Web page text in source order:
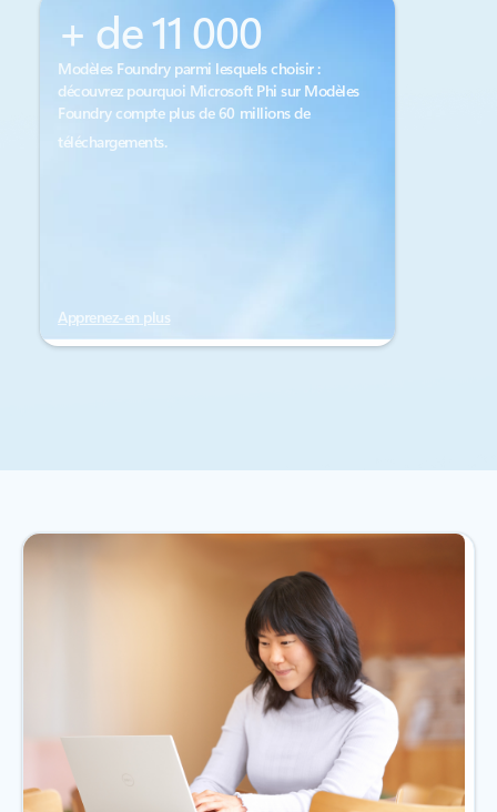
+ de 11 000
Modèles Foundry parmi lesquels choisir :
découvrez pourquoi Microsoft Phi sur Modèles
Foundry compte plus de 60 millions de
téléchargements.
Apprenez-en plus